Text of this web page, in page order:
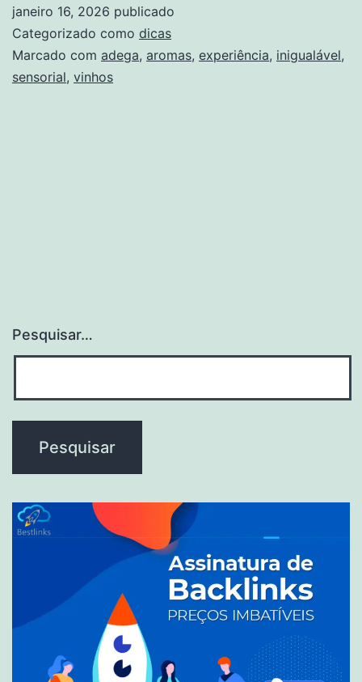
Experiência
janeiro 16, 2026 publicado
Categorizado como dicas
Marcado com adega, aromas, experiência, inigualável,
sensorial, vinhos
Pesquisar…